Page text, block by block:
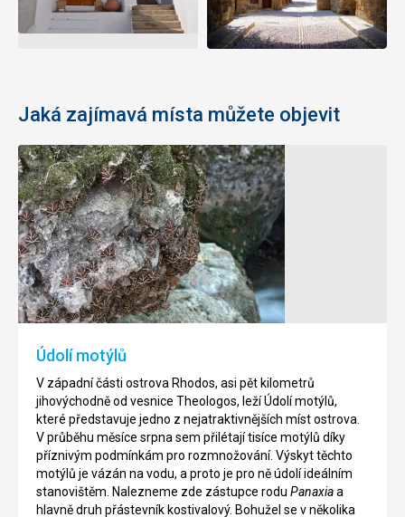
Jaká zajímavá místa můžete objevit
Údolí motýlů
V západní části ostrova Rhodos, asi pět kilometrů
jihovýchodně od vesnice Theologos, leží Údolí motýlů,
které představuje jedno z nejatraktivnějších míst ostrova.
V průběhu měsíce srpna sem přilétají tisíce motýlů díky
příznivým podmínkám pro rozmnožování. Výskyt těchto
motýlů je vázán na vodu, a proto je pro ně údolí ideálním
stanovištěm. Nalezneme zde zástupce rodu Panaxiaa
hlavně druh přástevník kostivalový. Bohužel se v několika
Hrad
Monolithos
Monolithos
je
malá
vesnice
ležící
jihozápadní
ostrova.
Důvodem
návštěvě
středověký
hrad,
Golfové
hřiště
Afandou
Golfové
hřiště
se
nachází
městečka
Afandou.
Bylo
vytvořeno
podle
světově
známeho,
britského
architekta